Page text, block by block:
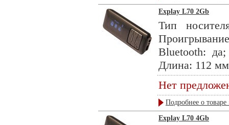
Explay L70 2Gb
Тип
Bluetooth:
Длина: 112
Нет
Подробнее о товаре
Explay L70 4Gb